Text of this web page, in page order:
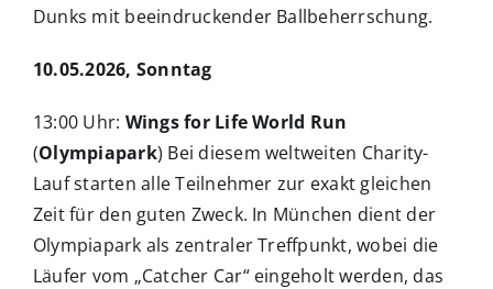
Dunks mit beeindruckender Ballbeherrschung.
10.05.2026, Sonntag
13:00 Uhr: Wings for Life World Run
(Olympiapark) Bei diesem weltweiten Charity-
Lauf starten alle Teilnehmer zur exakt gleichen
Zeit für den guten Zweck. In München dient der
Olympiapark als zentraler Treffpunkt, wobei die
Läufer vom „Catcher Car“ eingeholt werden, das